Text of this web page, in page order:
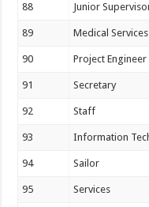
88 Junior
89 Medical Services
90 Project Engineer
91 Secretary
92 Staff
93 Information
94 Sailor
95 Services